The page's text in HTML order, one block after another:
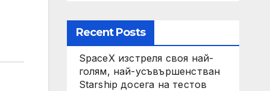
Recent Posts
SpaceX изстреля своя най-
голям, най-усъвършенстван
Starship досега на тестов